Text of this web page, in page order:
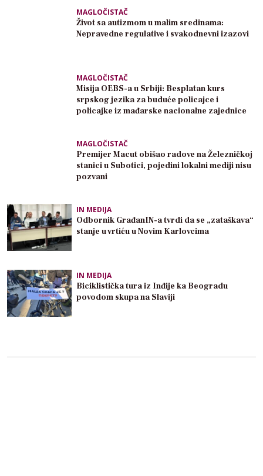
MAGLOČISTAČ
Život sa autizmom u malim sredinama:
Nepravedne regulative i svakodnevni izazovi
MAGLOČISTAČ
Misija OEBS-a u Srbiji: Besplatan kurs
srpskog jezika za buduće policajce i
policajke iz mađarske nacionalne zajednice
MAGLOČISTAČ
Premijer Macut obišao radove na Železničkoj
stanici u Subotici, pojedini lokalni mediji nisu
pozvani
IN MEDIJA
Odbornik GrađanIN-a tvrdi da se „zataškava“
stanje u vrtiću u Novim Karlovcima
IN MEDIJA
Biciklistička tura iz Inđije ka Beogradu
povodom skupa na Slaviji